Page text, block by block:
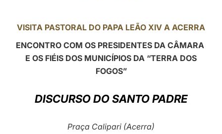
POLSKI
العربيّة
中文
VISITA PASTORAL DO PAPA LEÃO XIV A ACERRA
ENCONTRO COM OS PRESIDENTES DA CÂMARA
E OS FIÉIS DOS MUNICÍPIOS DA “TERRA DOS
FOGOS”
DISCURSO DO SANTO PADRE
Praça Calipari (Acerra)